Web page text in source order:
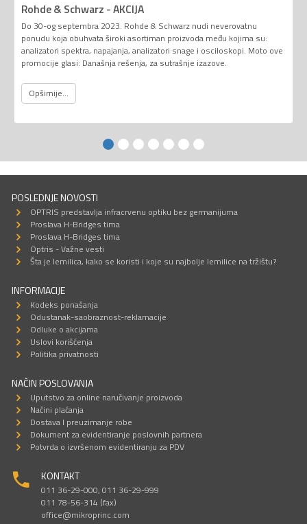
Rohde & Schwarz - AKCIJA
Do 30-og septembra 2023. Rohde & Schwarz nudi neverovatnu
ponudu koja obuhvata široki asortiman proizvoda među kojima su:
analizatori spektra, napajanja, analizatori snage i osciloskopi. Moto ove
promocije glasi: Današnja rešenja, za sutrašnje izazove.
Opširnije...
POSLEDNJE NOVOSTI
OPTRIS predstavlja infracrvenu optiku bez germanijuma
Proslava H-Bridges tima
Proslava H-Bridges tima
Optris - Važne vesti
Šta je lemilica, kako se koristi i koje su najbolje lemilice na tržištu?
INFORMACIJE
Kodeks ponašanja
Odustanak-saobraznost-reklamacije
Odluke o akcijama
Uslovi korišćenja
Politika privatnosti
NAČIN POSLOVANJA
Uputstvo za online naručivanje proizvoda
Načini plaćanja
Dostava I preuzimanje robe
Dokument za evidentiranje poslovnih partnera
Potvrda o izvršenom evidentiranju za PDV
KONTAKT
011 36-29-000; 011 36-29-999
011 78-56-314 (fax)
office@mikroprinc.com